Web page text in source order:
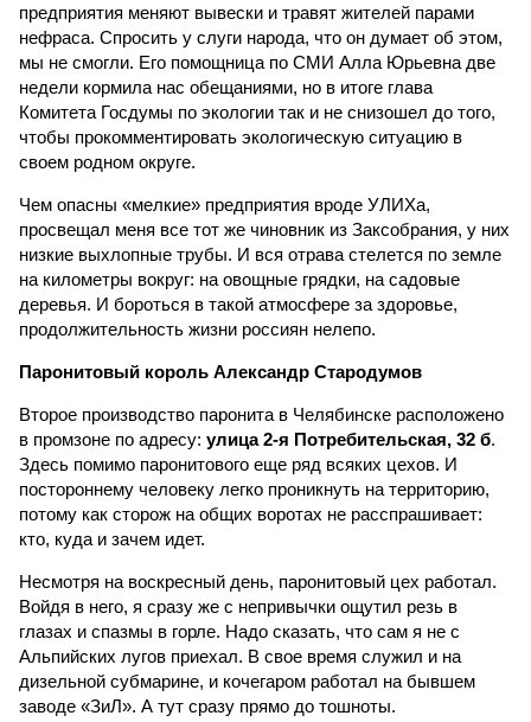
предприятия меняют вывески и травят жителей парами
нефраса. Спросить у слуги народа, что он думает об этом,
мы не смогли. Его помощница по СМИ Алла Юрьевна две
недели кормила нас обещаниями, но в итоге глава
Комитета Госдумы по экологии так и не снизошел до того,
чтобы прокомментировать экологическую ситуацию в
своем родном округе.
Чем опасны «мелкие» предприятия вроде УЛИХа,
просвещал меня все тот же чиновник из Заксобрания, у них
низкие выхлопные трубы. И вся отрава стелется по земле
на километры вокруг: на овощные грядки, на садовые
деревья. И бороться в такой атмосфере за здоровье,
продолжительность жизни россиян нелепо.
Паронитовый король Александр Стародумов
Второе производство паронита в Челябинске расположено
в промзоне по адресу: улица 2-я Потребительская, 32 б.
Здесь помимо паронитового еще ряд всяких цехов. И
постороннему человеку легко проникнуть на территорию,
потому как сторож на общих воротах не расспрашивает:
кто, куда и зачем идет.
Несмотря на воскресный день, паронитовый цех работал.
Войдя в него, я сразу же с непривычки ощутил резь в
глазах и спазмы в горле. Надо сказать, что сам я не с
Альпийских лугов приехал. В свое время служил и на
дизельной субмарине, и кочегаром работал на бывшем
заводе «ЗиЛ». А тут сразу прямо до тошноты.